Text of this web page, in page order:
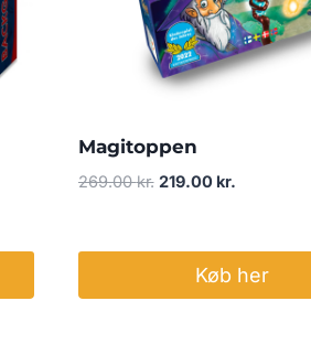
Magitoppen
269.00kr. Den
var:
269.00 kr..
219.00 kr.Den
er:
219.00 kr..
Køb her